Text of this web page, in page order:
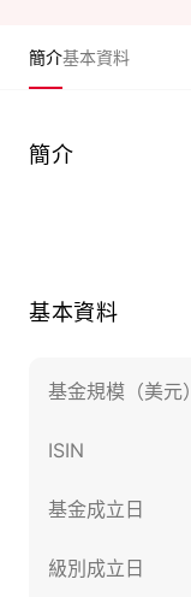
簡介基本資料
簡介
基本資料
基金規模（美元）
ISIN
基金成立日
級別成立日